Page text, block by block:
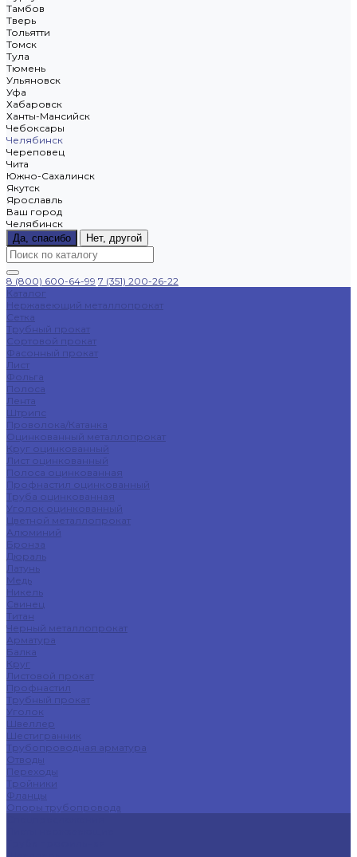
Тамбов
Тверь
Тольятти
Томск
Тула
Тюмень
Ульяновск
Уфа
Хабаровск
Ханты-Мансийск
Чебоксары
Челябинск
Череповец
Чита
Южно-Сахалинск
Якутск
Ярославль
Ваш город
Челябинск
Да, спасибо
Нет, другой
8 (800) 600-64-99 7 (351) 200-26-22
Каталог
Нержавеющий металлопрокат
Сетка
Трубный прокат
Сортовой прокат
Фасонный прокат
Лист
Фольга
Полоса
Лента
Штрипс
Проволока/Катанка
Оцинкованный металлопрокат
Круг оцинкованный
Лист оцинкованный
Полоса оцинкованная
Профнастил оцинкованный
Труба оцинкованная
Уголок оцинкованный
Цветной металлопрокат
Алюминий
Бронза
Дюраль
Латунь
Медь
Никель
Свинец
Титан
Черный металлопрокат
Арматура
Балка
Круг
Листовой прокат
Профнастил
Трубный прокат
Уголок
Швеллер
Шестигранник
Трубопроводная арматура
Отводы
Переходы
Тройники
Фланцы
Опоры трубопровода